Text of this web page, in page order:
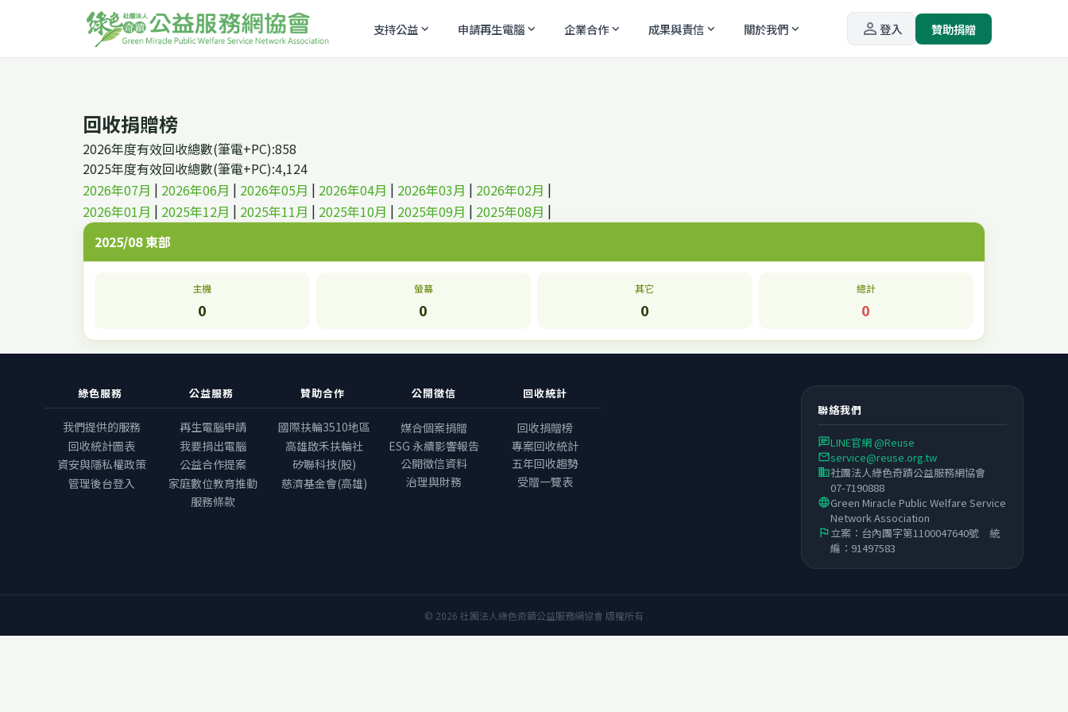
支持公益expand_more 申請再生電腦expand_more 企業合作expand_more 成果與責信expand_more 關於我們expand_more person_outline登入 贊助捐贈
回收捐贈榜
2026年度有效回收總數(筆電+PC):858
2025年度有效回收總數(筆電+PC):4,124
2026年07月 | 2026年06月 | 2026年05月 | 2026年04月 | 2026年03月 | 2026年02月 |
2026年01月 | 2025年12月 | 2025年11月 | 2025年10月 | 2025年09月 | 2025年08月 |
2025/08 東部
主機
0
螢幕
0
其它
0
總計
0
綠色服務
我們提供的服務
回收統計圖表
資安與隱私權政策
管理後台登入
公益服務
再生電腦申請
我要捐出電腦
公益合作提案
家庭數位教育推動
服務條款
贊助合作
國際扶輪3510地區
高雄啟禾扶輪社
矽聯科技(股)
慈濟基金會(高雄)
公開徵信
媒合個案捐贈
ESG 永續影響報告
公開徵信資料
治理與財務
回收統計
回收捐贈榜
專案回收統計
五年回收趨勢
受贈一覽表
聯絡我們
chatLINE官網 @Reuse
emailservice@reuse.org.tw
business社團法人綠色奇蹟公益服務網協會
07-7190888
languageGreen Miracle Public Welfare Service
Network Association
flag立案：台內團字第1100047640號 統
編：91497583
© 2026 社團法人綠色奇蹟公益服務網協會 版權所有